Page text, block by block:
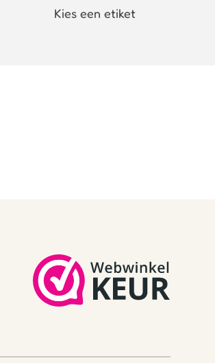
Kies een etiket